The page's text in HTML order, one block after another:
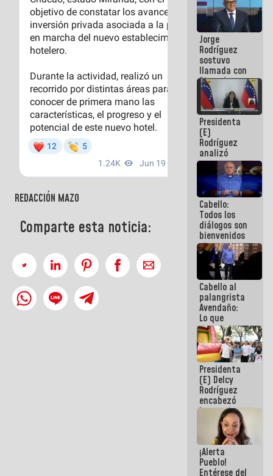
REDACCIÓN MAZO
Comparte esta noticia:
"Héroe de
Venezuela"
a servidores
públicos
Jorge
Rodríguez
sostuvo
llamada con
Dinorah
Figuera y
acuerdan
primer
encuentro
presencial
para el
diálogo
Presidenta
(E)
Rodríguez
analizó
junto a
gobernadores
planes de
recuperación
del Sistema
Eléctrico
Nacional
Cabello:
Todos los
diálogos son
bienvenidos
siempre que
estén en el
marco de la
Constitución
de la
República
Cabello al
palangrista
Avendaño:
Lo que
vayas a
escribir
hazlo hoy
por que no
sabemos si
la semana
que viene
hay
programa
Presidenta
(E) Delcy
Rodríguez
encabezó
lanzamiento
del Plan
Nacional de
Recreación
Vacacional
¡Alerta
Pueblo!
Entérese del